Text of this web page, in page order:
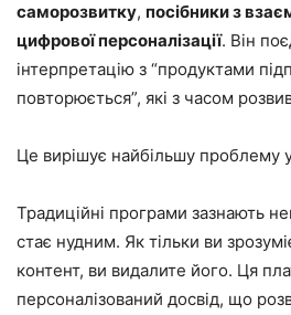
саморозвитку, посібники з
цифрової персоналізації. Він
інтерпретацію з “продуктами
повторюється”, які з часом
Це вирішує найбільшу проблему
Традиційні програми зазнають
стає нудним. Як тільки ви
контент, ви видалите його. Ця
персоналізований досвід, що